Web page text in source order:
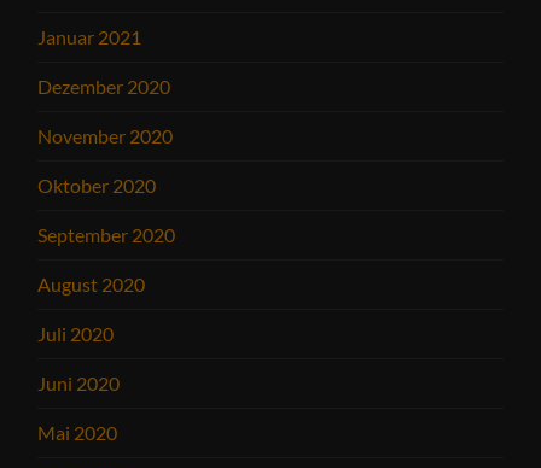
Januar 2021
Dezember 2020
November 2020
Oktober 2020
September 2020
August 2020
Juli 2020
Juni 2020
Mai 2020